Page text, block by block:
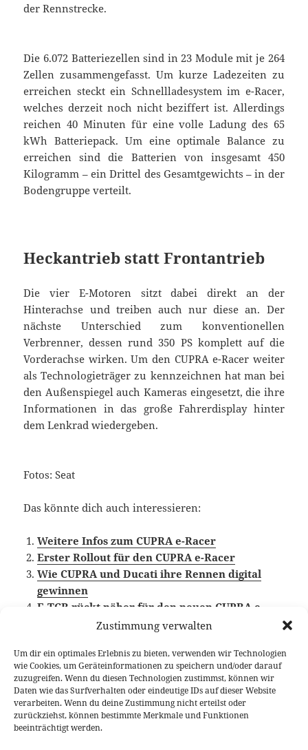
Zustimmung verwalten
Um dir ein optimales Erlebnis zu bieten, verwenden wir Technologien
wie Cookies, um Geräteinformationen zu speichern und/oder darauf
zuzugreifen. Wenn du diesen Technologien zustimmst, können wir
Daten wie das Surfverhalten oder eindeutige IDs auf dieser Website
verarbeiten. Wenn du deine Zustimmung nicht erteilst oder
zurückziehst, können bestimmte Merkmale und Funktionen
beeinträchtigt werden.
der Rennstrecke.
Die 6.072 Batteriezellen sind in 23 Module mit je 264
Zellen zusammengefasst. Um kurze Ladezeiten zu
erreichen steckt ein Schnellladesystem im e-Racer,
welches derzeit noch nicht beziffert ist. Allerdings
reichen 40 Minuten für eine volle Ladung des 65
kWh Batteriepack. Um eine optimale Balance zu
erreichen sind die Batterien von insgesamt 450
Kilogramm – ein Drittel des Gesamtgewichts – in der
Bodengruppe verteilt.
Heckantrieb statt Frontantrieb
Die vier E-Motoren sitzt dabei direkt an der
Hinterachse und treiben auch nur diese an. Der
nächste Unterschied zum konventionellen
Verbrenner, dessen rund 350 PS komplett auf die
Vorderachse wirken. Um den CUPRA e-Racer weiter
als Technologieträger zu kennzeichnen hat man bei
den Außenspiegel auch Kameras eingesetzt, die ihre
Informationen in das große Fahrerdisplay hinter
dem Lenkrad wiedergeben.
Fotos: Seat
Das könnte dich auch interessieren:
Weitere Infos zum CUPRA e-Racer
Erster Rollout für den CUPRA e-Racer
Wie CUPRA und Ducati ihre Rennen digital
gewinnen
E-TCR rückt näher für den neuen CUPRA e-
Veröffentlicht
am
22. März 2018 Autor
Fabian Meßner Kategorien
News Schlagwörter
CUPRA,
Seat
Beitragsnavigation